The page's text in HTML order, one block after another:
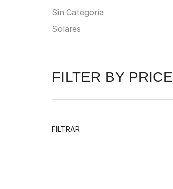
Sin Categoría
Solares
FILTER BY PRICE
FILTRAR